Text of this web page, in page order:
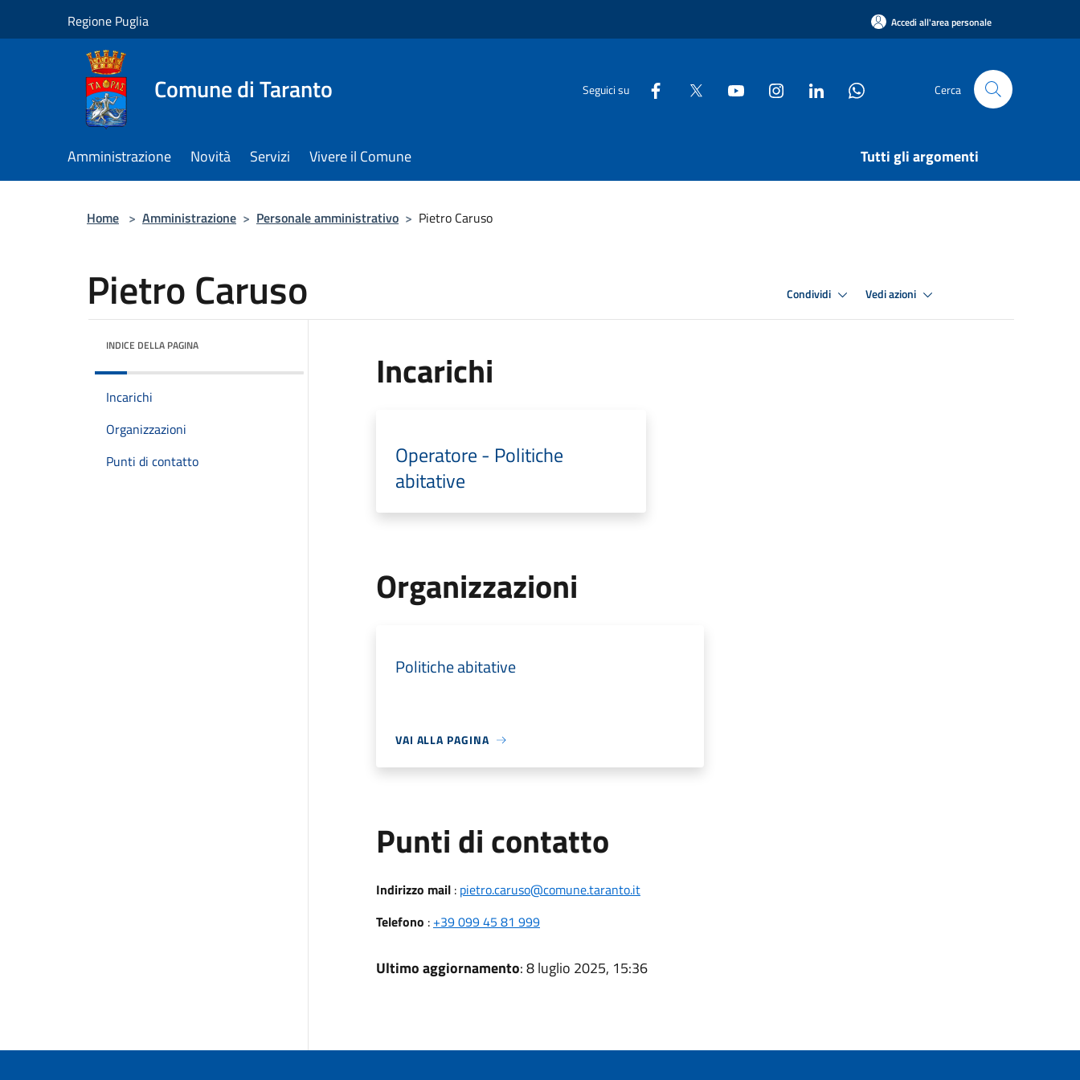
Regione Puglia Accedi all'area personale
Comune di Taranto Seguici su Cerca
Amministrazione Novità Servizi Vivere il Comune Tutti gli argomenti
Home > Amministrazione > Personale amministrativo > Pietro Caruso
Pietro Caruso Condividi Vedi azioni
INDICE DELLA PAGINA
Incarichi
Organizzazioni
Punti di contatto
Incarichi
Operatore - Politiche
abitative
Organizzazioni
Politiche abitative
VAI ALLA PAGINA
Punti di contatto
Indirizzo mail: pietro.caruso@comune.taranto.it
Telefono : +39 099 45 81 999
Ultimo aggiornamento: 8 luglio 2025, 15:36